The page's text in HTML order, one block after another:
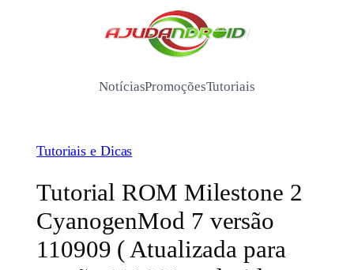
/
NotíciasPromoçõesTutoriais
Tutoriais e Dicas
Tutorial ROM Milestone 2
CyanogenMod 7 versão
110909 ( Atualizada para